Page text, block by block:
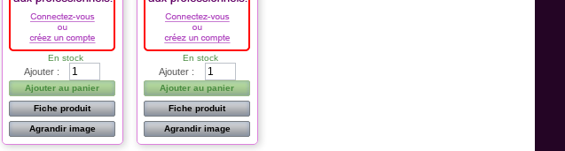
En stock
Ajouter :
Ajouter au panier
Fiche produit
Agrandir image
En stock
Ajouter :
Ajouter au panier
Fiche produit
Agrandir image